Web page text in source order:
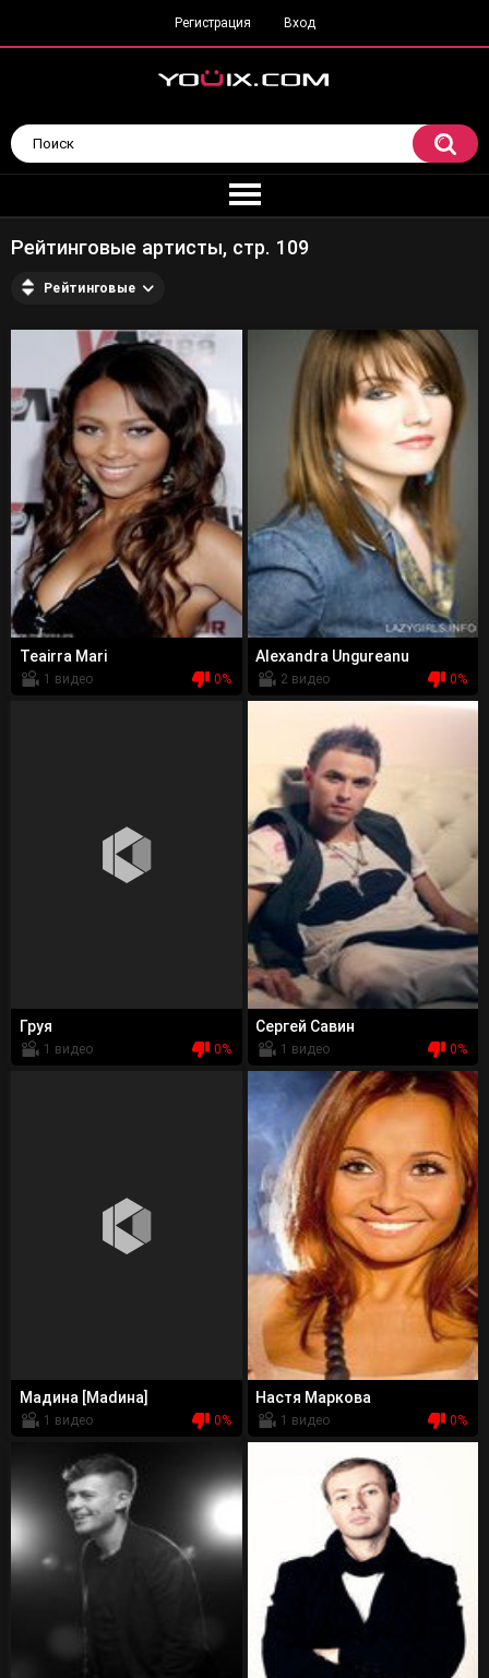
Регистрация Вход
Рейтинговые артисты, стр. 109
Рейтинговые
Teairra Mari
1 видео 0%
Alexandra Ungureanu
2 видео 0%
Груя
1 видео 0%
Сергей Савин
1 видео 0%
Мадина [Маdина]
1 видео 0%
Настя Маркова
1 видео 0%